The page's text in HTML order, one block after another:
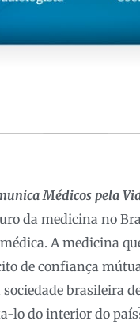
Médicos pela
da medicina no
A medicina
de confiança
sociedade brasileira
lo do interior do